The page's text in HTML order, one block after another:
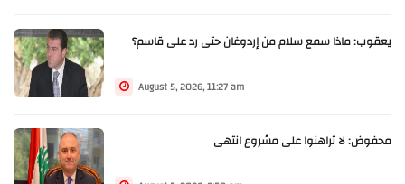
يعقوب: ماذا سمع سلام من إردوغان حتى رد على قاسم؟
August 5, 2026, 11:27 am
محفوض: لا تراهنوا على مشروع انتهى